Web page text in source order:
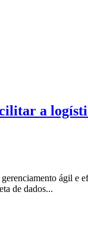
a
ágil e
de dados...